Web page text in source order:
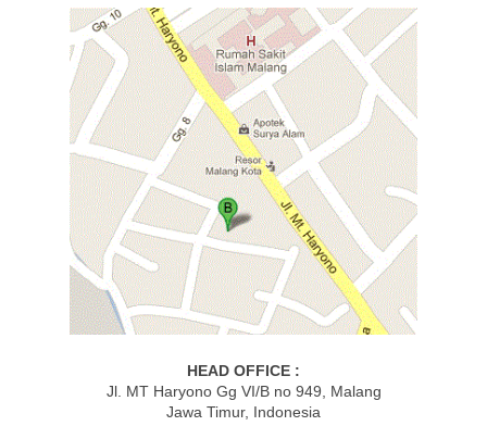
HEAD OFFICE :
Jl. MT Haryono Gg VI/B no 949, Malang
Jawa Timur, Indonesia